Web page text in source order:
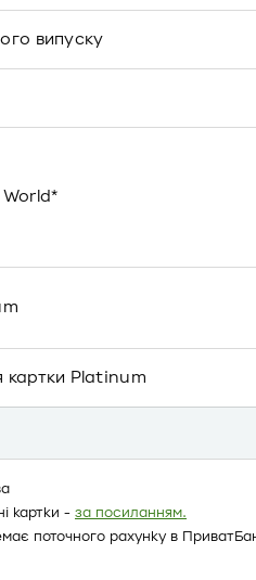
випуску
картки Platinum
картки - за посиланням.
поточного рахунку в